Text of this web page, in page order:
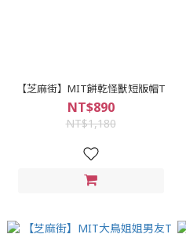
【芝麻街】MIT餅乾怪獸短版帽T
NT$890
NT$1,180